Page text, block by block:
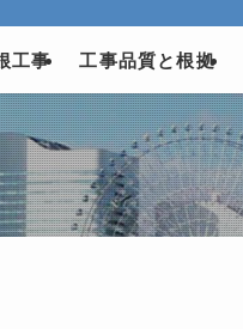
工事 工事品質と根拠